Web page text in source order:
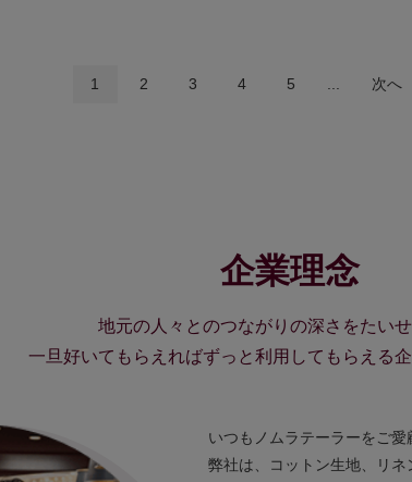
1 2 3 4 5 次へ
企業理念
地元の人々とのつながりの深さをたいせ
一旦好いてもらえればずっと利用してもらえる企
いつもノムラテーラーをご愛
弊社は、コットン生地、リ